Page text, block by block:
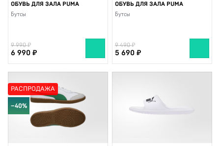
ОБУВЬ ДЛЯ ЗАЛА PUMA
Бутсы
9 990
6 990
ОБУВЬ ДЛЯ ЗАЛА PUMA
Бутсы
9 490
5 690
РАСПРОДАЖА
−40%